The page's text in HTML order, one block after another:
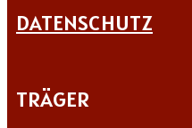
DATENSCHUTZ
TRÄGER